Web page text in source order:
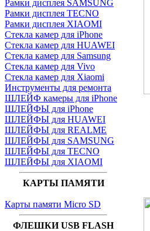
Рамки дисплея SAMSUNG
Рамки дисплея TECNO
Рамки дисплея XIAOMI
Стекла камер для iPhone
Стекла камер для HUAWEI
Стекла камер для Samsung
Стекла камер для Vivo
Стекла камер для Xiaomi
Инструменты для ремонта
ШЛЕЙФ камеры для iPhone
ШЛЕЙФЫ для iPhone
ШЛЕЙФЫ для HUAWEI
ШЛЕЙФЫ для REALME
ШЛЕЙФЫ для SAMSUNG
ШЛЕЙФЫ для TECNO
ШЛЕЙФЫ для XIAOMI
КАРТЫ ПАМЯТИ
Карты памяти Micro SD
ФЛЕШКИ USB FLASH